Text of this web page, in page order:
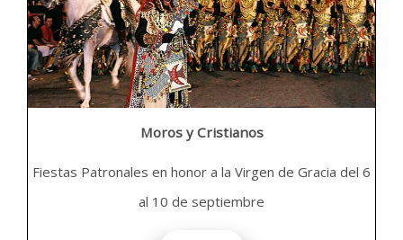
Moros y Cristianos
Fiestas Patronales en honor a la Virgen de Gracia del 6
al 10 de septiembre